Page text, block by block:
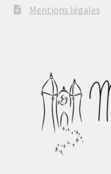
Mentions légales